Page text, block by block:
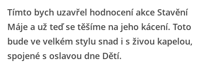
Tímto bych uzavřel hodnocení akce Stavění
Máje a už teď se těšíme na jeho kácení. Toto
bude ve velkém stylu snad i s živou kapelou,
spojené s oslavou dne Dětí.